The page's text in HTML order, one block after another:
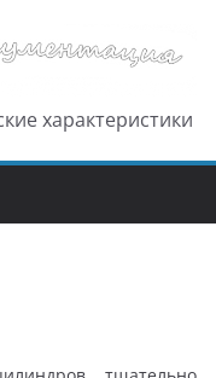
характеристики